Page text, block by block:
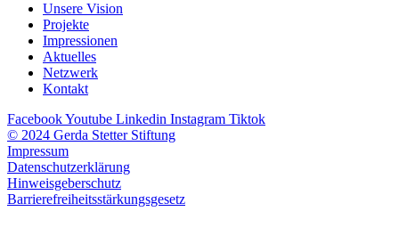
Unsere Vision
Projekte
Impressionen
Aktuelles
Netzwerk
Kontakt
FacebookYoutube Linkedin Instagram Tiktok
© 2024 Gerda Stetter Stiftung
Impressum
Datenschutzerklärung
Hinweisgeberschutz
Barrierefreiheitsstärkungsgesetz